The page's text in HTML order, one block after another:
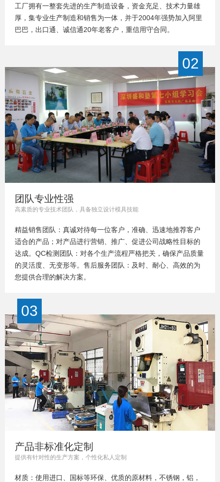
工厂拥有一整套先进的生产制造设备，资金充足、技术力量雄
厚，集专业生产制造和销售为一体，并于2004年强势加入阿里
巴巴，出口通、诚信通20年老客户，重信用守合同。
02
团队专业性强
高素质的专业技术团队，具备独立设计模具技能
精益销售团队：真诚对待每一位客户，准确、迅速地推荐客户
适合的产品；对产品进行营销、推广、促进公司战略性目标的
达成。QC检测团队：对各个生产流程严格把关，确保产品质量
的灵活度、无变形等。售后服务团队：及时、耐心、高效的为
您提供合理的解决方案。
03
产品非标准化定制
提供有针对性的生产方案，个性化私人定制
材质：使用进口、国标等环保、优质的原材料，不锈钢，铝，